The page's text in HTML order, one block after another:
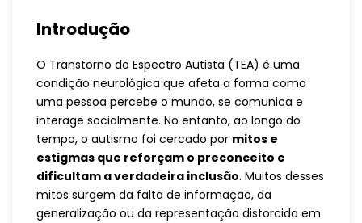
Introdução
O Transtorno do Espectro Autista (TEA) é uma
condição neurológica que afeta a forma como
uma pessoa percebe o mundo, se comunica e
interage socialmente. No entanto, ao longo do
tempo, o autismo foi cercado por mitos e
estigmas que reforçam o preconceito e
dificultam a verdadeira inclusão. Muitos desses
mitos surgem da falta de informação, da
generalização ou da representação distorcida em